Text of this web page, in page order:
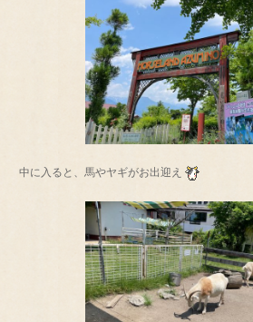
中に入ると、馬やヤギがお出迎え